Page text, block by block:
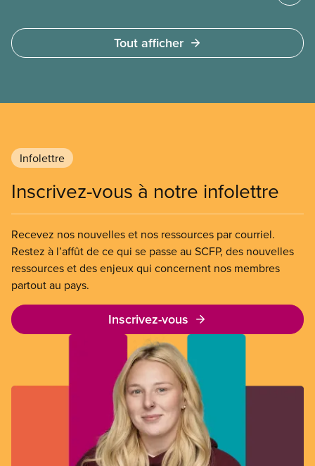
Tout afficher
Infolettre
Inscrivez-vous à notre infolettre
Recevez nos nouvelles et nos ressources par courriel.
Restez à l’affût de ce qui se passe au SCFP, des nouvelles
ressources et des enjeux qui concernent nos membres
partout au pays.
Inscrivez-vous